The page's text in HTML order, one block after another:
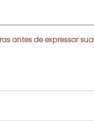
antes de expressar sua